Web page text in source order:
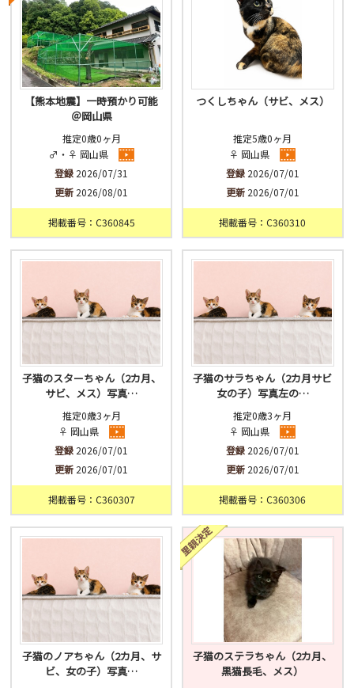
【熊本地震】一時預かり可能
＠岡山県
推定0歳0ヶ月
♂・♀ 岡山県
登録 2026/07/31
更新 2026/08/01
掲載番号：C360845
つくしちゃん（サビ、メス）
推定5歳0ヶ月
♀ 岡山県
登録2026/07/01
更新2026/07/01
掲載番号：C360310
子猫のスターちゃん（2カ月、
サビ、メス）写真…
推定0歳3ヶ月
♀ 岡山県
登録 2026/07/01
更新 2026/07/01
掲載番号：C360307
子猫のサラちゃん（2カ月サビ
女の子）写真左の…
推定0歳3ヶ月
♀ 岡山県
登録2026/07/01
更新2026/07/01
掲載番号：C360306
子猫のノアちゃん（2カ月、サ
ビ、女の子）写真…
子猫のステラちゃん（2カ月、
黒猫長毛、メス）